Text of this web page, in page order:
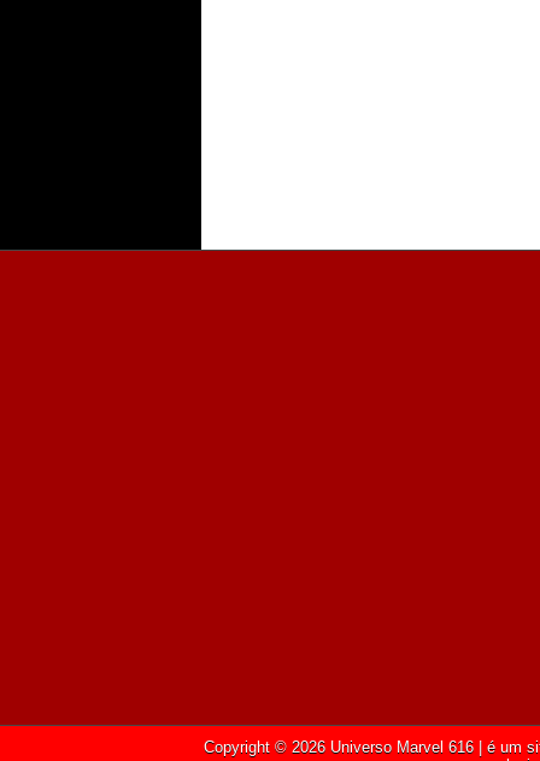
Copyright © 2026 Universo Marvel 616 | é um